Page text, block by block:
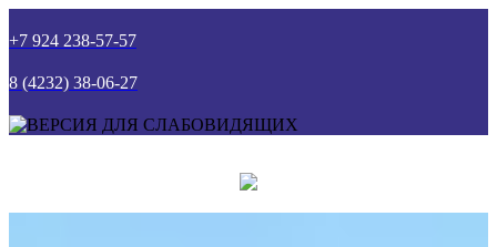
+7 924 238-57-57
8 (4232) 38-06-27